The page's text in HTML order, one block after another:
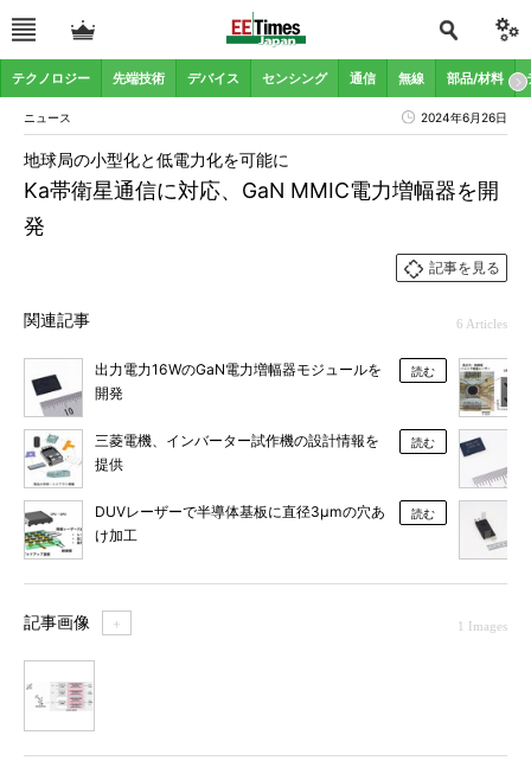
テクノロジー 先端技術 デバイス センシング 通信 無線 部品/材料
ニュース 2024年6月26日
Ka帯衛星通信に対応、GaN MMIC電力増幅器を開
発
地球局の小型化と低電力化を可能に
記事を見る
関連記事 6 Articles
出力電力16WのGaN電力増幅器モジュールを
開発
読む
三菱電機、インバーター試作機の設計情報を
提供
読む
DUVレーザーで半導体基板に直径3μmの穴あ
け加工
読む
記事画像 ＋ 1 Images